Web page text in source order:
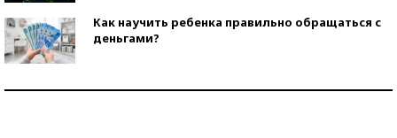
Как научить ребенка правильно обращаться с
деньгами?